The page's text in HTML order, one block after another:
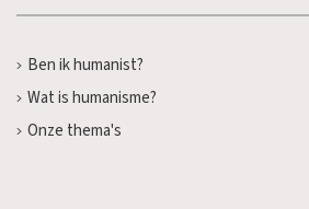
Ben ik humanist?
Wat is humanisme?
Onze thema's